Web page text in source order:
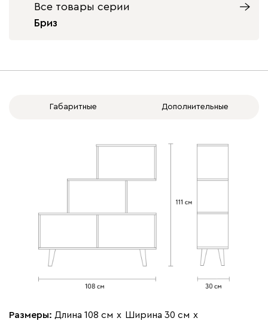
Все товары серии
Бриз
Габаритные Дополнительные
Размеры: Длина 108 см х Ширина 30 см х